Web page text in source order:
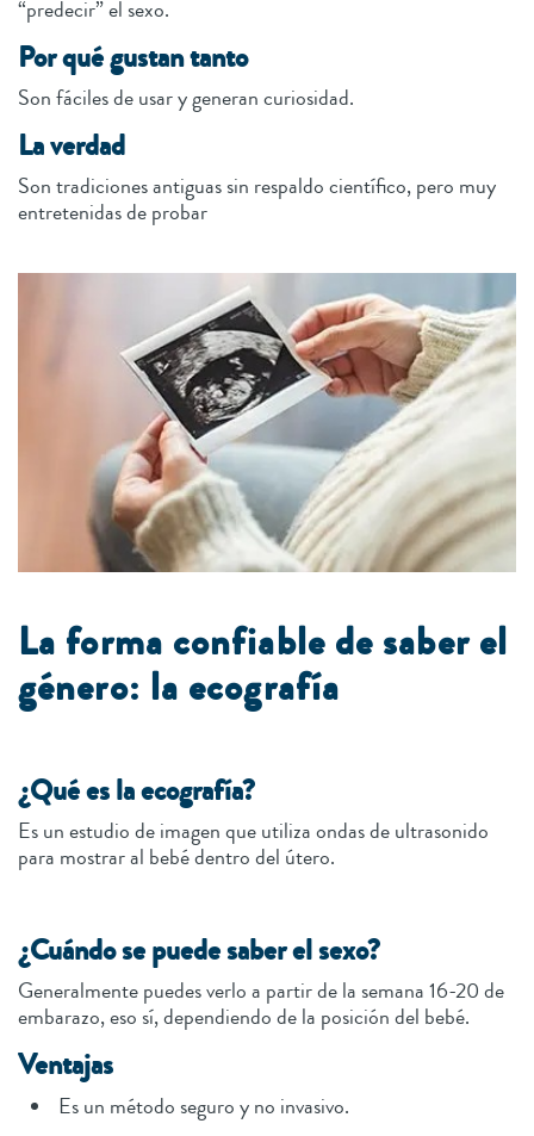
“predecir” el sexo.
Por qué gustan tanto
Son fáciles de usar y generan curiosidad.
La verdad
Son tradiciones antiguas sin respaldo científico, pero muy
entretenidas de probar
La forma confiable de saber el
género: la ecografía
¿Qué es la ecografía?
Es un estudio de imagen que utiliza ondas de ultrasonido
para mostrar al bebé dentro del útero.
¿Cuándo se puede saber el sexo?
Generalmente puedes verlo a partir de la semana 16-20 de
embarazo, eso sí, dependiendo de la posición del bebé.
Ventajas
Es un método seguro y no invasivo.